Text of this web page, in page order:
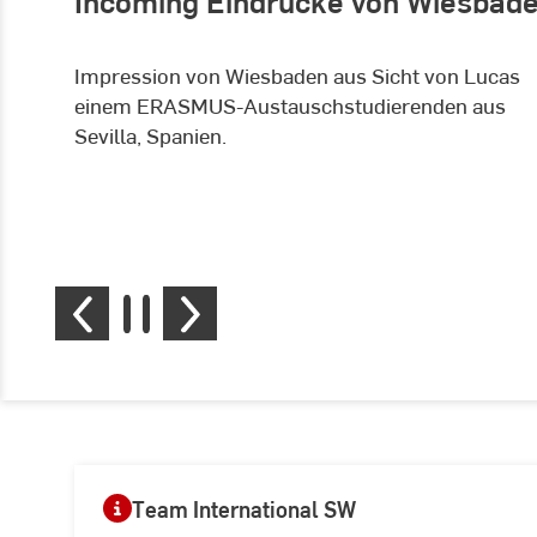
Impression von Wiesbaden aus Sicht von Lucas
einem ERASMUS-Austauschstudierenden aus
Sevilla, Spanien.
Team International SW